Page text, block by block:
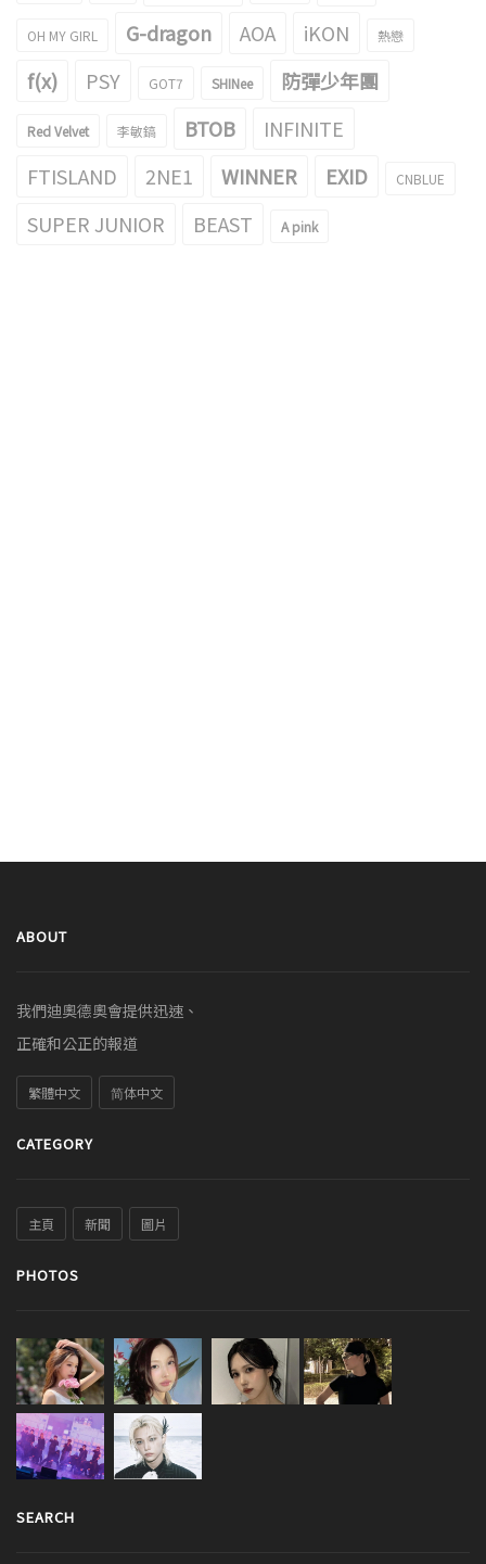
OH MY GIRL G-dragon AOA iKON 熱戀
f(x) PSY GOT7 SHINee 防彈少年團
Red Velvet 李敏鎬 BTOB
INFINITE
FTISLAND
2NE1 WINNER EXID CNBLUE
SUPER JUNIOR BEAST A pink
ABOUT
我們迪奧德奧會提供迅速、
正確和公正的報道
繁體中文 简体中文
CATEGORY
主頁 新聞 圖片
PHOTOS
SEARCH